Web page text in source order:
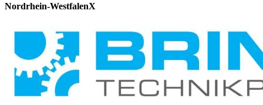
Nordrhein-WestfalenX